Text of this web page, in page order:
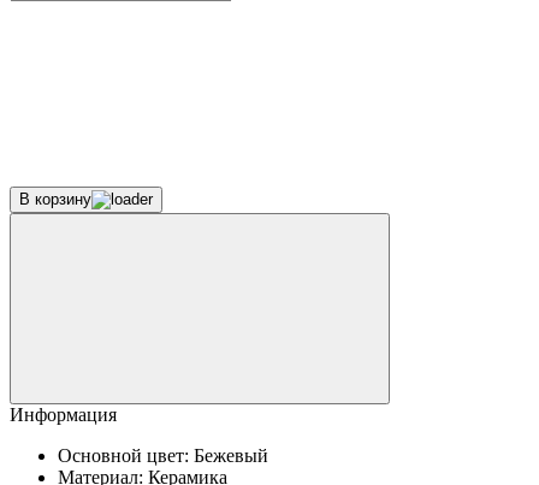
В корзину
Информация
Основной цвет: Бежевый
Материал: Керамика